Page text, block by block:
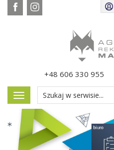
+48 606 330 955
Pokaż
menu